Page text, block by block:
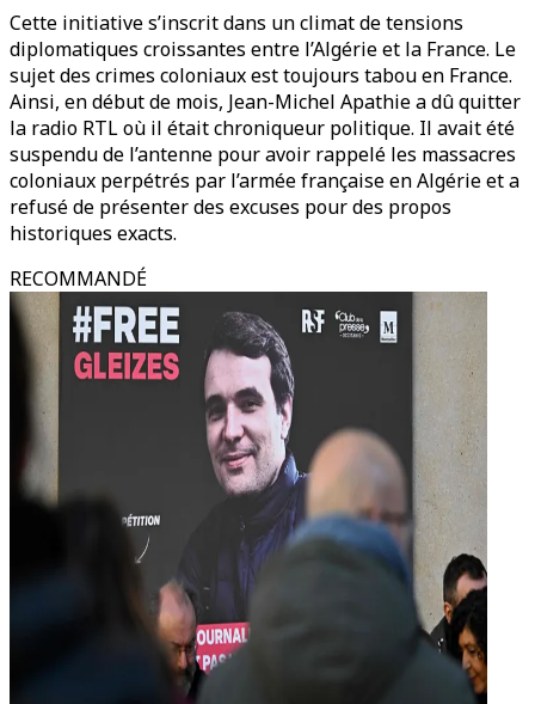
Cette initiative s’inscrit dans un climat de tensions
diplomatiques croissantes entre l’Algérie et la France. Le
sujet des crimes coloniaux est toujours tabou en France.
Ainsi, en début de mois, Jean-Michel Apathie a dû quitter
la radio RTL où il était chroniqueur politique. Il avait été
suspendu de l’antenne pour avoir rappelé les massacres
coloniaux perpétrés par l’armée française en Algérie et a
refusé de présenter des excuses pour des propos
historiques exacts.
RECOMMANDÉ